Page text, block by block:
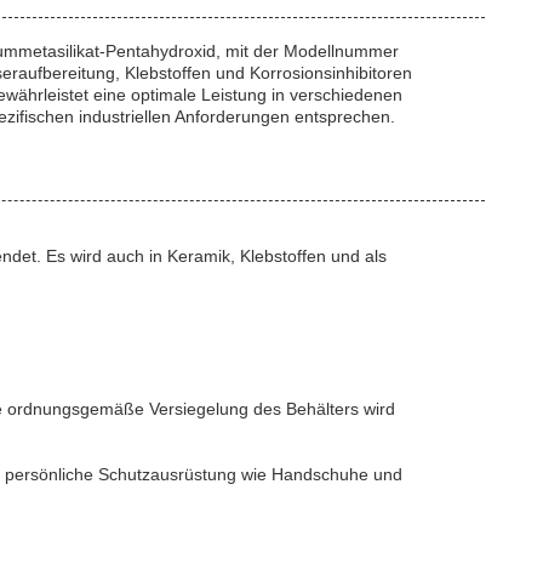
Pentahydroxid, mit der Modellnummer
Klebstoffen und Korrosionsinhibitoren
eine optimale Leistung in verschiedenen
industriellen Anforderungen entsprechen.
Es wird auch in Keramik, Klebstoffen und als
Versiegelung des Behälters wird
Schutzausrüstung wie Handschuhe und